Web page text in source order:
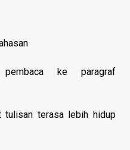
pembaca ke paragraf
tulisan terasa lebih hidup